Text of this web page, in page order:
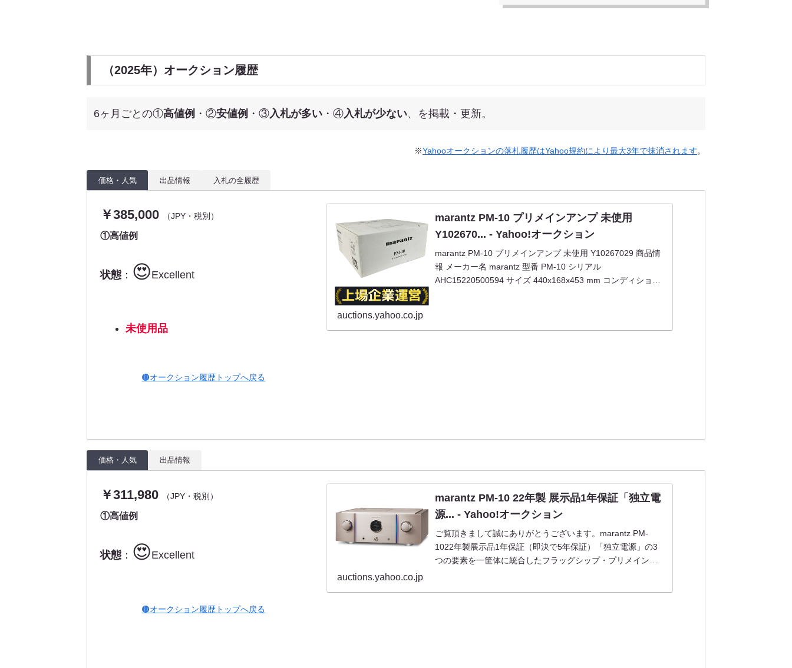
（2025年）オークション履歴
6ヶ月ごとの①高値例 ・②安値例 ・③入札が多い ・④入札が少ない、を掲載・更新。
※Yahooオークションの落札履歴はYahoo規約により最大3年で抹消されます。
価格・人気 出品情報 入札の全履歴
￥385,000 （JPY・税別）
①高値例
状態： 😍Excellent
未使用品
🟤オークション履歴トップへ戻る
marantz PM-10 プリメインアンプ 未使用
Y102670... - Yahoo!オークション
marantz PM-10 プリメインアンプ 未使用 Y10267029 商品情
報 メーカー名 marantz 型番 PM-10 シリアル
AHC15220500594 サイズ 440x168x453 mm コンディション
auctions.yahoo.co.jp
価格・人気 出品情報
￥311,980 （JPY・税別）
①高値例
状態： 😍Excellent
🟤オークション履歴トップへ戻る
marantz PM-10 22年製 展示品1年保証「独立電
源... - Yahoo!オークション
ご覧頂きまして誠にありがとうございます。marantz PM-
1022年製展示品1年保証（即決で5年保証）「独立電源」の3
つの要素を一筐体に統合したフラッグシップ・プリメインア
auctions.yahoo.co.jp